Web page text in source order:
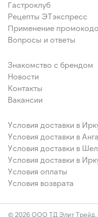
Гастроклуб
Рецепты ЭТэкспресс
Применение
Вопросы и ответы
Знакомство с брендом
Новости
Контакты
Вакансии
Условия доставки в
Условия доставки в
Условия доставки в
Условия доставки в
Условия оплаты
Условия возврата
© 2026 ООО ТД Элит Трейд.